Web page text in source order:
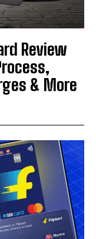
Review
& More